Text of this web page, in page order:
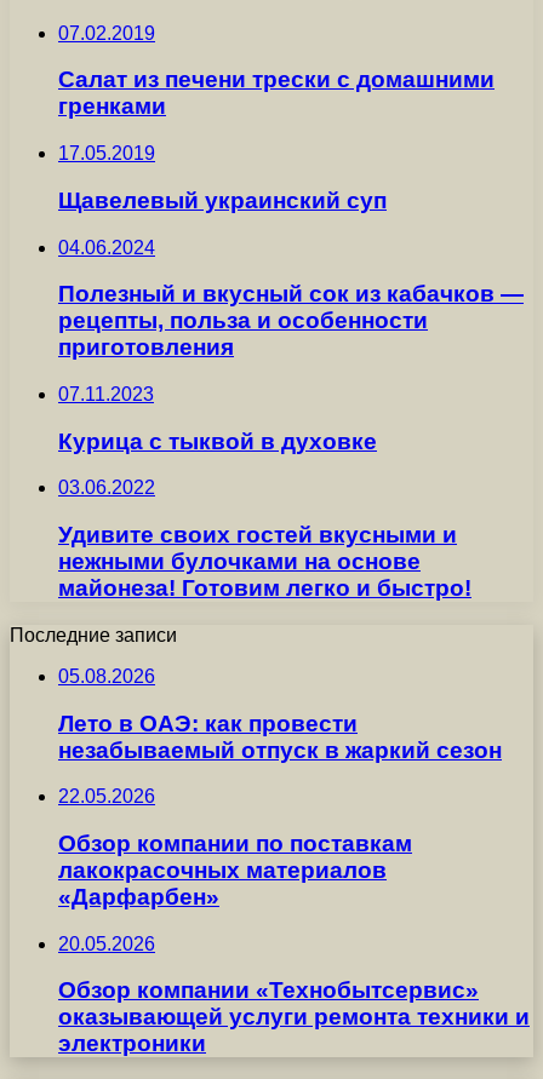
07.02.2019
Салат из печени трески с домашними
гренками
17.05.2019
Щавелевый украинский суп
04.06.2024
Полезный и вкусный сок из кабачков —
рецепты, польза и особенности
приготовления
07.11.2023
Курица с тыквой в духовке
03.06.2022
Удивите своих гостей вкусными и
нежными булочками на основе
майонеза! Готовим легко и быстро!
Последние записи
05.08.2026
Лето в ОАЭ: как провести
незабываемый отпуск в жаркий сезон
22.05.2026
Обзор компании по поставкам
лакокрасочных материалов
«Дарфарбен»
20.05.2026
Обзор компании «Технобытсервис»
оказывающей услуги ремонта техники и
электроники